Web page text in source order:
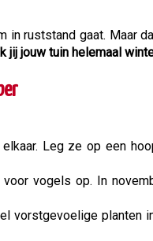
in ruststand gaat. Maar
jij jouw tuin helemaal
Leg ze op een
vogels op. In
vorstgevoelige